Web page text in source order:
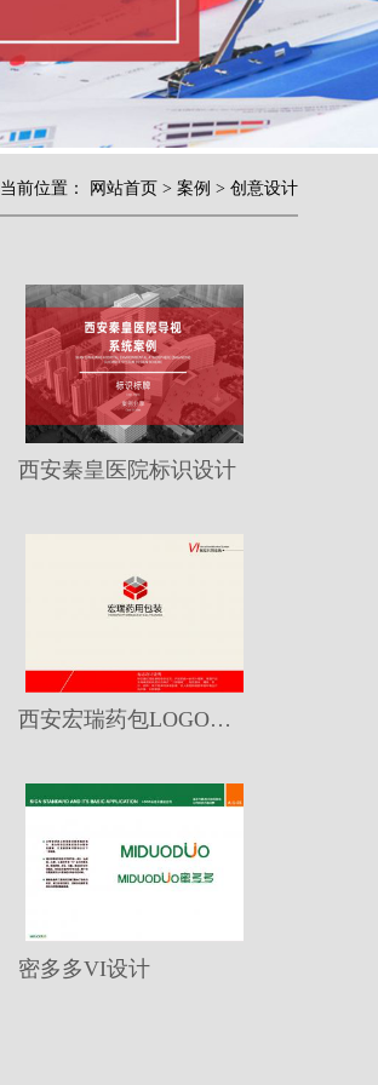
当前位置： 网站首页 > 案例 > 创意设计
西安秦皇医院标识设计
西安宏瑞药包LOGO设计
密多多VI设计